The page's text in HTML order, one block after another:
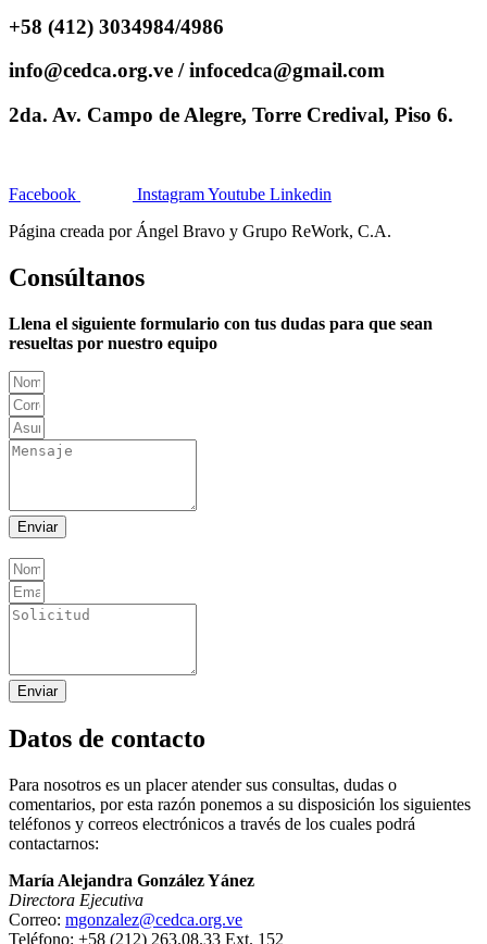
+58 (412) 3034984/4986
info@cedca.org.ve / infocedca@gmail.com
2da. Av. Campo de Alegre, Torre Credival, Piso 6.
Facebook InstagramYoutube Linkedin
Página creada por Ángel Bravo y Grupo ReWork, C.A.
Consúltanos
Llena el siguiente formulario con tus dudas para que sean
resueltas por nuestro equipo
Enviar
Enviar
Datos de contacto
Para nosotros es un placer atender sus consultas, dudas o
comentarios, por esta razón ponemos a su disposición los siguientes
teléfonos y correos electrónicos a través de los cuales podrá
contactarnos:
María Alejandra González Yánez
Directora Ejecutiva
Correo: mgonzalez@cedca.org.ve
Teléfono: +58 (212) 263.08.33 Ext. 152